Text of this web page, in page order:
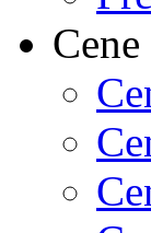
Cene